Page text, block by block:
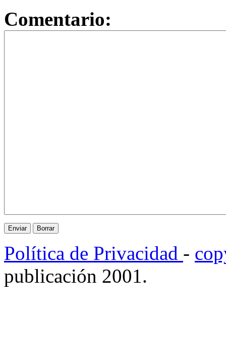
Comentario:
Política de Privacidad -
publicación 2001.